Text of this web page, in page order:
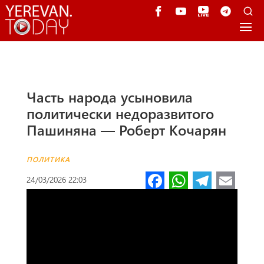
Часть народа усыновила
политически недоразвитого
Пашиняна — Роберт Кочарян
ПОЛИТИКА
24/03/2026 22:03 Fa W Te